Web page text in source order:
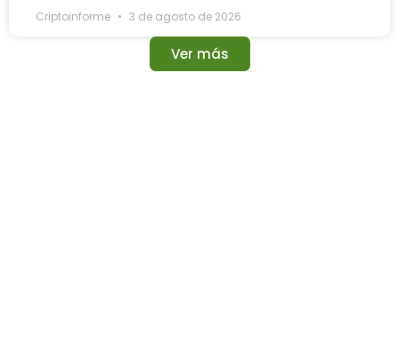
Criptoinforme 3 de agosto de 2026
Ver más